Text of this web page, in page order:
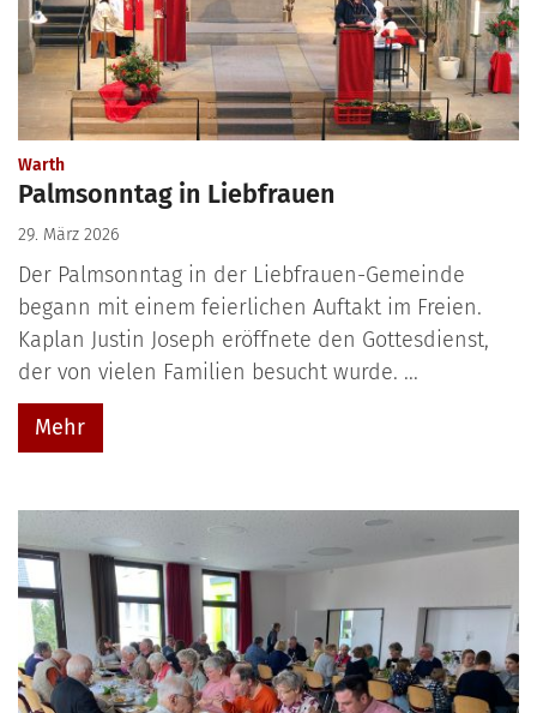
Warth:
Palmsonntag in Liebfrauen
29. März 2026
Der Palmsonntag in der Liebfrauen-Gemeinde
begann mit einem feierlichen Auftakt im Freien.
Kaplan Justin Joseph eröffnete den Gottesdienst,
der von vielen Familien besucht wurde. ...
Mehr